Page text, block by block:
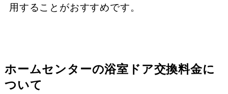
用することがおすすめです。
ホームセンターの浴室ドア交換料金に
ついて